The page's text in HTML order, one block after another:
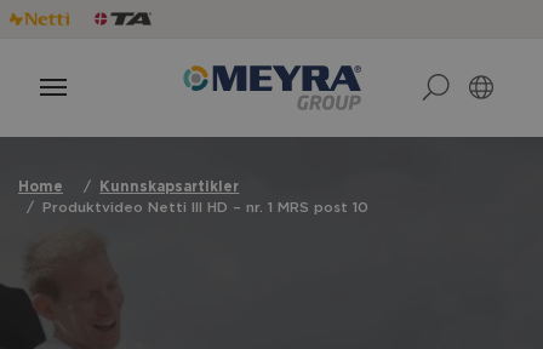
Home
Kunnskapsartikler
Produktvideo Netti III HD – nr. 1 MRS post 10